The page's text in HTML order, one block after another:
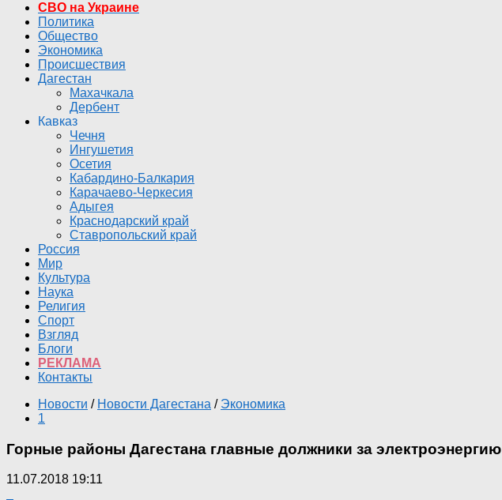
СВО на Украине
Политика
Общество
Экономика
Происшествия
Дагестан
Махачкала
Дербент
Кавказ
Чечня
Ингушетия
Осетия
Кабардино-Балкария
Карачаево-Черкесия
Адыгея
Краснодарский край
Ставропольский край
Россия
Мир
Культура
Наука
Религия
Спорт
Взгляд
Блоги
РЕКЛАМА
Контакты
Новости / Новости Дагестана / Экономика
1
Горные районы Дагестана главные должники за электроэнергию
11.07.2018 19:11